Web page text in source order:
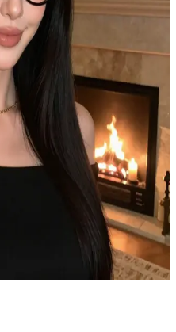
tasarımı gelişmiş bir
oturma odasında kendisine
henüz aktif hale getirmiş olan